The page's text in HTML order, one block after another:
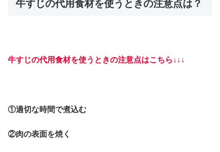
牛すじの代用食材を使うときの注意点は？
牛すじの代用食材を使うときの注意点はこちら↓↓↓
①適切な時間で煮込む
②肉の表面を焼く